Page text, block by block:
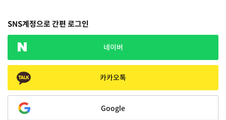
SNS계정으로 간편 로그인
네이버
카카오톡
Google